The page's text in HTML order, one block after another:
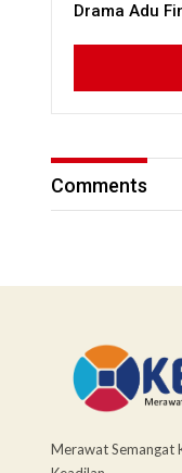
Drama Adu
Comments
Merawat Semangat